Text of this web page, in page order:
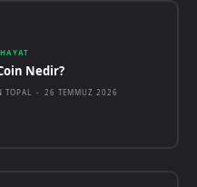
Nedir?
TOPAL - 26 TEMMUZ 2026